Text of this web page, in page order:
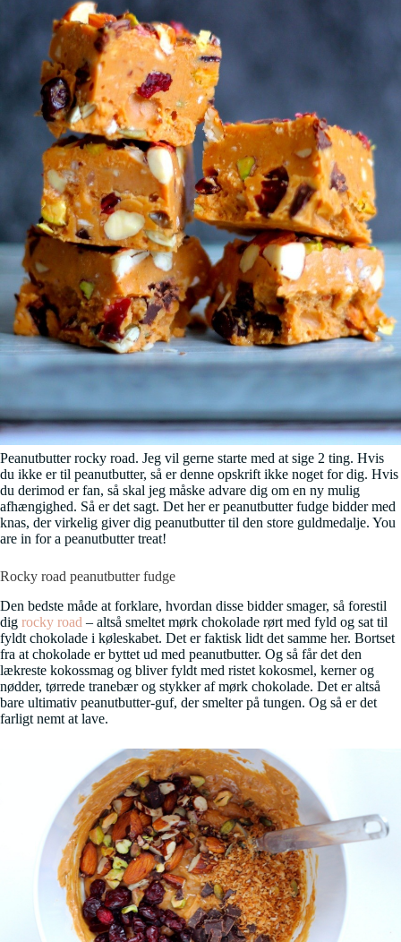
Peanutbutter rocky road. Jeg vil gerne starte med at sige 2 ting. Hvis
du ikke er til peanutbutter, så er denne opskrift ikke noget for dig. Hvis
du derimod er fan, så skal jeg måske advare dig om en ny mulig
afhængighed. Så er det sagt. Det her er peanutbutter fudge bidder med
knas, der virkelig giver dig peanutbutter til den store guldmedalje. You
are in for a peanutbutter treat!
Rocky road peanutbutter fudge
Den bedste måde at forklare, hvordan disse bidder smager, så forestil
dig rocky road – altså smeltet mørk chokolade rørt med fyld og sat til
fyldt chokolade i køleskabet. Det er faktisk lidt det samme her. Bortset
fra at chokolade er byttet ud med peanutbutter. Og så får det den
lækreste kokossmag og bliver fyldt med ristet kokosmel, kerner og
nødder, tørrede tranebær og stykker af mørk chokolade. Det er altså
bare ultimativ peanutbutter-guf, der smelter på tungen. Og så er det
farligt nemt at lave.